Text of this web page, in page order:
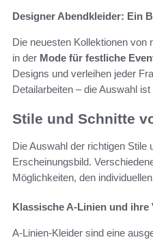
Designer Abendkleider: Ein
Die neuesten Kollektionen von
in der Mode für festliche
Designs und verleihen jeder
Detailarbeiten – die Auswahl
Stile und Schnitte
Die Auswahl der richtigen Stile
Erscheinungsbild.
Möglichkeiten, den
Klassische A-Linien und ihre
A-Linien-Kleider sind eine